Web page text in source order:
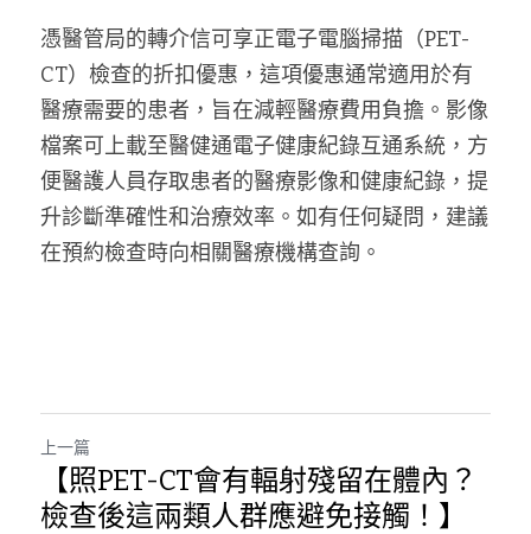
憑醫管局的轉介信可享正電子電腦掃描（PET-
CT）檢查的折扣優惠，這項優惠通常適用於有
醫療需要的患者，旨在減輕醫療費用負擔。影像
檔案可上載至醫健通電子健康紀錄互通系統，方
便醫護人員存取患者的醫療影像和健康紀錄，提
升診斷準確性和治療效率。如有任何疑問，建議
在預約檢查時向相關醫療機構查詢。
上一篇
【照PET-CT會有輻射殘留在體內？
檢查後這兩類人群應避免接觸！】